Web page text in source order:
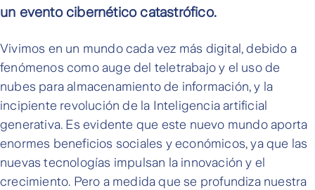
un evento cibernético catastrófico.
Vivimos en un mundo cada vez más digital, debido a
fenómenos como auge del teletrabajo y el uso de
nubes para almacenamiento de información, y la
incipiente revolución de la Inteligencia artificial
generativa. Es evidente que este nuevo mundo aporta
enormes beneficios sociales y económicos, ya que las
nuevas tecnologías impulsan la innovación y el
crecimiento. Pero a medida que se profundiza nuestra